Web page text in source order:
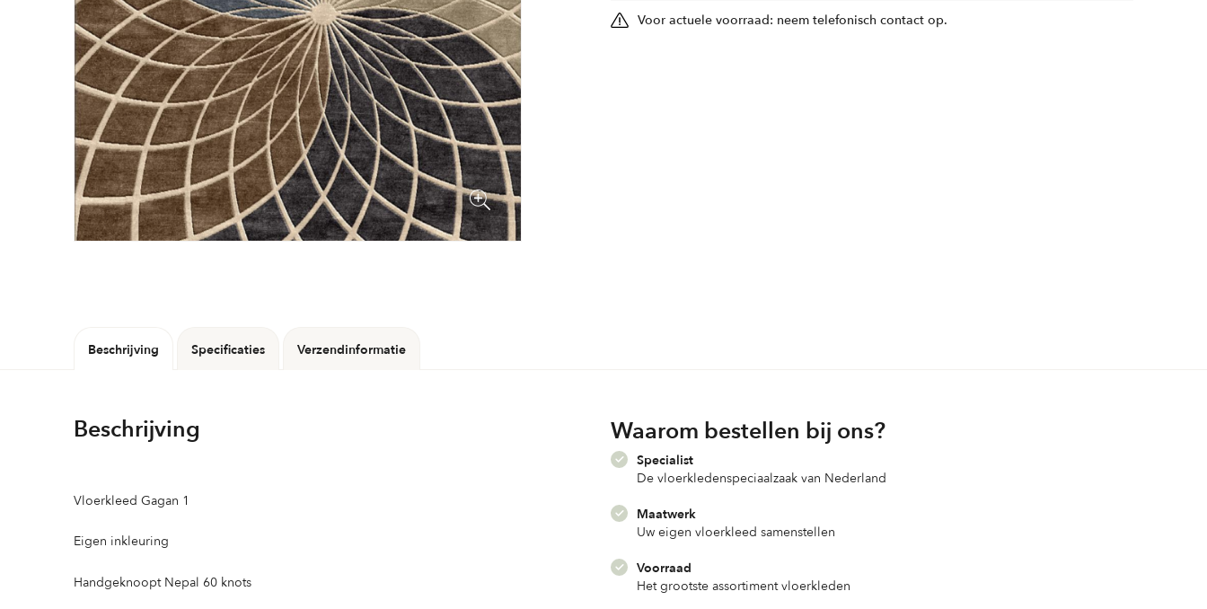
Voor actuele voorraad: neem telefonisch contact op.
Beschrijving Specificaties Verzendinformatie
Beschrijving
Vloerkleed Gagan 1
Eigen inkleuring
Handgeknoopt Nepal 60 knots
Waarom bestellen bij ons?
Specialist
De vloerkledenspeciaalzaak van Nederland
Maatwerk
Uw eigen vloerkleed samenstellen
Voorraad
Het grootste assortiment vloerkleden